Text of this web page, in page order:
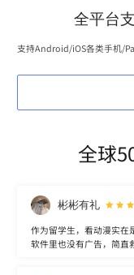
全平台
支持Android/iOS各类手机/
全球
彬彬有礼
作为留学生，看动漫实在
软件里也没有广告，简直